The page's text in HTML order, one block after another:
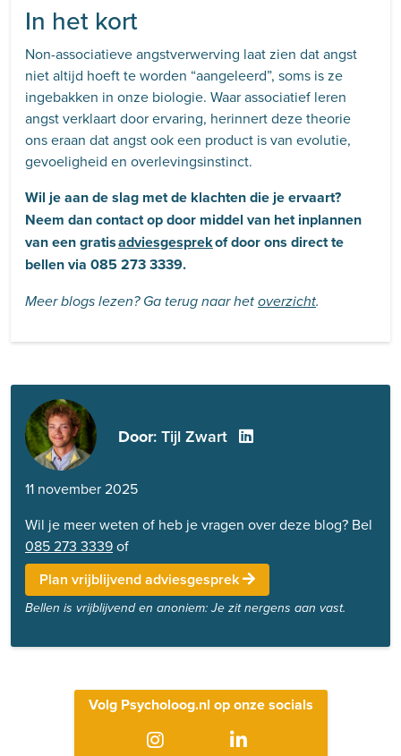
In het kort
Non-associatieve angstverwerving laat zien dat angst
niet altijd hoeft te worden “aangeleerd”, soms is ze
ingebakken in onze biologie. Waar associatief leren
angst verklaart door ervaring, herinnert deze theorie
ons eraan dat angst ook een product is van evolutie,
gevoeligheid en overlevingsinstinct.
Wil je aan de slag met de klachten die je ervaart?
Neem dan contact op door middel van het inplannen
van een gratisadviesgesprekof door ons direct te
bellen via 085 273 3339.
Meer blogs lezen? Ga terug naar het overzicht.
Door: Tijl Zwart
11 november 2025
Wil je meer weten of heb je vragen over deze blog? Bel
085 273 3339of
Plan vrijblijvend adviesgesprek
Bellen is vrijblijvend en anoniem: Je zit nergens aan vast.
Volg Psycholoog.nl op onze socials